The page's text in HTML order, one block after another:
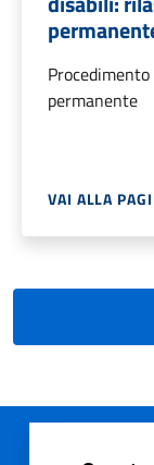
permanente
VAI ALLA